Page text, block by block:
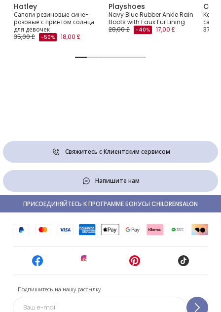
Hatley
Сапоги резиновые сине-
розовые с принтом солнца
для девочек
35,00 £
-50% 18,00 £
Playshoes
Navy Blue Rubber Ankle Rain
Boots with Faux Fur Lining
28,00 £
-40% 17,00 £
37,00
Свяжитесь с Клиентским сервисом
Напишите нам
Подпишитесь на нашу рассылку
ПРИСОЕДИНЯЙТЕСЬ К ПРОГРАММЕ БОНУСЫ CHILDRENSALON